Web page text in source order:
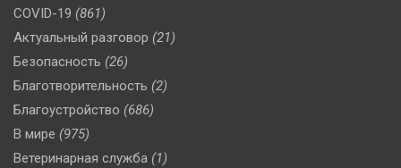
COVID-19 (861)
Актуальный разговор (21)
Безопасность (26)
Благотворительность (2)
Благоустройство (686)
В мире (975)
Ветеринарная служба (1)